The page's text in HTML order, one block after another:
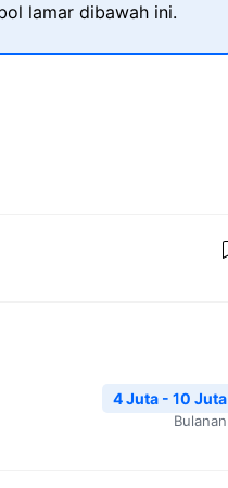
lamar dibawah ini.
4 Juta - 10 Juta
Bulanan